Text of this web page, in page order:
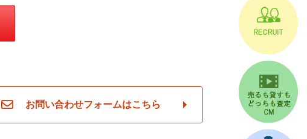
お問い合わせフォームはこちら